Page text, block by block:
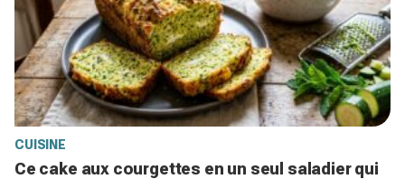
CUISINE
Ce cake aux courgettes en un seul saladier qui